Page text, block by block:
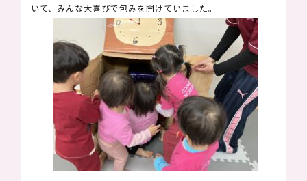
いて、みんな大喜びで包みを開けていました。